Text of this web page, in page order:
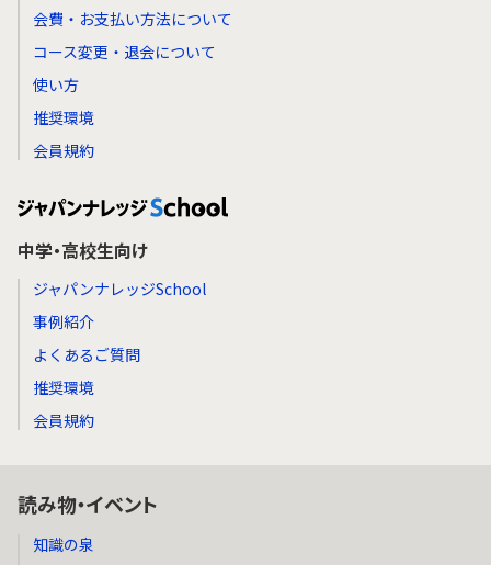
会費・お支払い方法について
コース変更・退会について
使い方
推奨環境
会員規約
中学・高校生向け
ジャパンナレッジSchool
事例紹介
よくあるご質問
推奨環境
会員規約
読み物・イベント
知識の泉